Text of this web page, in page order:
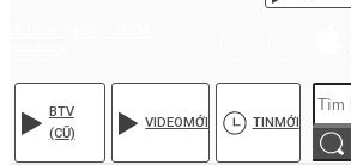
BTV
(CŨ)
VIDEOMỚI TINMỚI